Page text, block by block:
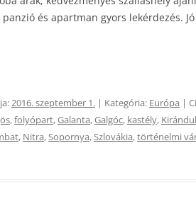
és apartman gyors lekérdezés.
2016. szeptember 1. | Kategória: Európa |
,folyópart,Galanta,Galgóc, kastély,
, Nitra,Sopornya,Szlovákia,történelmi